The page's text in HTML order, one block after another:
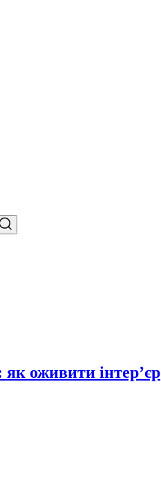
як оживити інтер’єр